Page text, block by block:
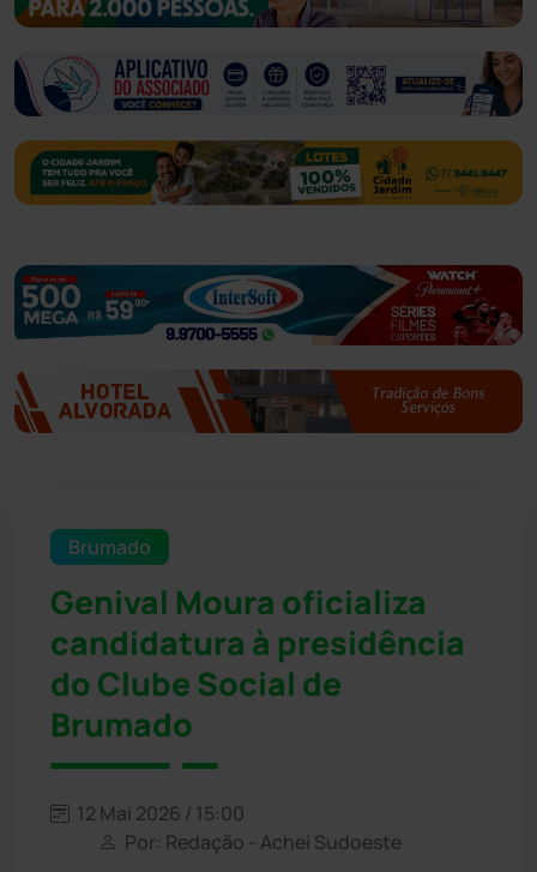
Brumado
Genival Moura oficializa
candidatura à presidência
do Clube Social de
Brumado
12 Mai 2026 / 15:00
Por: Redação - Achei Sudoeste